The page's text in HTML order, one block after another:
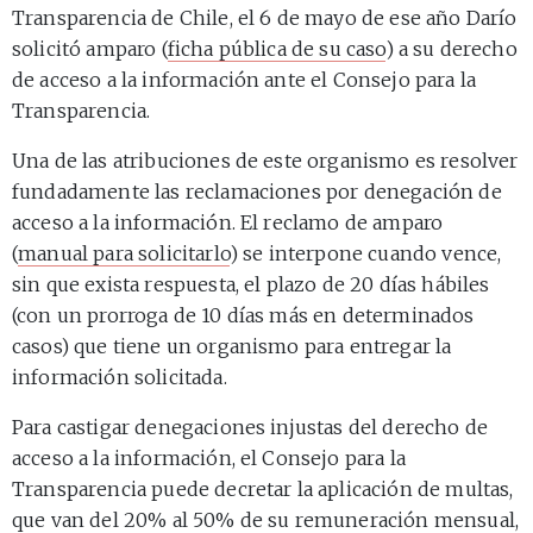
Transparencia de Chile, el 6 de mayo de ese año Darío
solicitó amparo (ficha pública de su caso) a su derecho
de acceso a la información ante el Consejo para la
Transparencia.
Una de las atribuciones de este organismo es resolver
fundadamente las reclamaciones por denegación de
acceso a la información. El reclamo de amparo
(manual para solicitarlo) se interpone cuando vence,
sin que exista respuesta, el plazo de 20 días hábiles
(con un prorroga de 10 días más en determinados
casos) que tiene un organismo para entregar la
información solicitada.
Para castigar denegaciones injustas del derecho de
acceso a la información, el Consejo para la
Transparencia puede decretar la aplicación de multas,
que van del 20% al 50% de su remuneración mensual,